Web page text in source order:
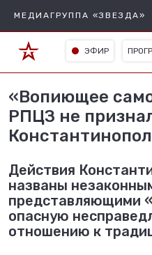
МЕДИАГРУППА «ЗВЕЗДА»
ЭФИР
«Вопиющее
РПЦЗ не
Действия
названы
представляющими
опасную
отношению к